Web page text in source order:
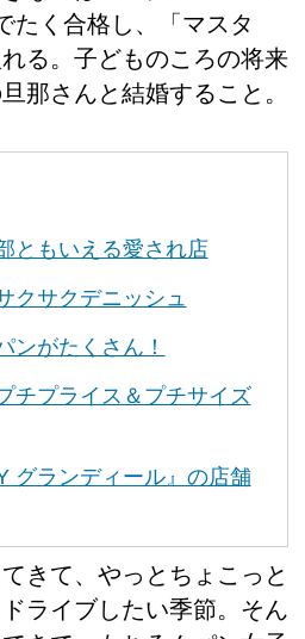
たく合格し、「マスタ
る。子どものころの将来
那さんと結婚すること。
ともいえる愛され店
クサクデニッシュ
ンがたくさん！
チプライス＆プチサイズ
グランディール』の店舗
きて、やっとちょこっと
ライブしたい季節。そん